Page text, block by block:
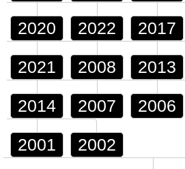
2020 2022 2017
2021 2008 2013
2014 2007 2006
2001 2002